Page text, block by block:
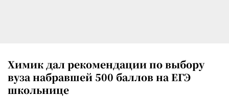
Химик дал рекомендации по выбору
вуза набравшей 500 баллов на ЕГЭ
школьнице